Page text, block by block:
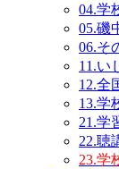
04.学
05.磯
06.そ
11.い
12.全
13.学
21.学
22.聴
23.学